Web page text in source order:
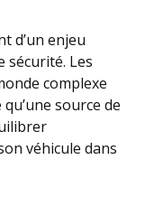
d’un enjeu
sécurité. Les
complexe
source de
véhicule dans